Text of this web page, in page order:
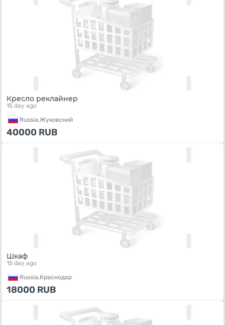
Кресло реклайнер
15 day ago
Russia,Жуковский
40000 RUB
Шкаф
15 day ago
Russia,Краснодар
18000 RUB